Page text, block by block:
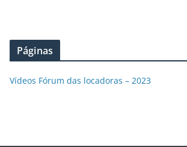
Páginas
Vídeos Fórum das locadoras – 2023